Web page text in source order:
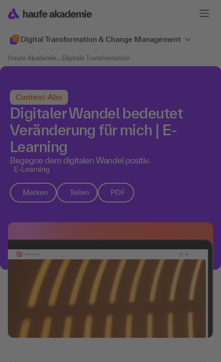
Digital Transformation & Change Management
Haufe Akademie....Digitale Transformation
Content-Abo
Digitaler Wandel bedeutet
Veränderung für mich | E-
Learning
Begegne dem digitalen Wandel positiv.
E-Learning
Merken Teilen PDF